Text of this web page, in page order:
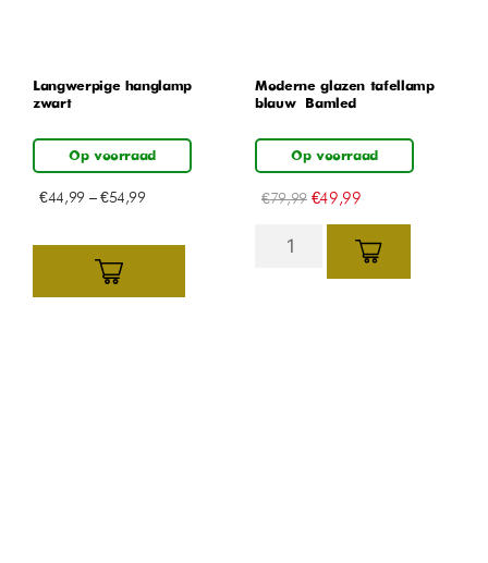
Langwerpige hanglamp –
zwart
Op voorraad
€44,99–€54,99
Moderne glazen tafellamp –
blauw – Bamled
Op voorraad
€79,99 €49,99